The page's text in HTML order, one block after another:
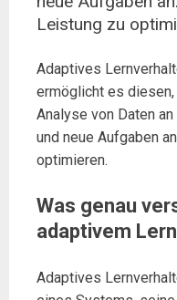
Leistung zu
Adaptives
ermöglicht es
Analyse von Daten
und neue Aufgaben
optimieren.
Was genau
adaptivem
Adaptives